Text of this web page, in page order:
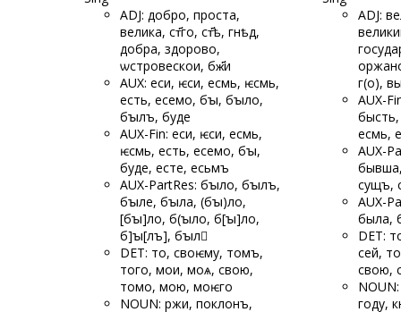
ADJ: добро, проста,
велика, ст҃го, ст҃ѣ, гнѣд,
добра, здорово,
ѡстровескои, бж҃и
AUX: еси, ѥси, есмь, ѥсмь,
есть, есемо, бꙑ, бꙑло,
бꙑлъ, буде
AUX-Fin: еси, ѥси, есмь,
ѥсмь, есть, есемо, бꙑ,
буде, есте, есьмъ
AUX-PartRes: бꙑло, бꙑлъ,
бꙑле, бꙑла, (бꙑ)ло,
[бꙑ]ло, б(ꙑло, б[ꙑ]ло,
б]ꙑ[лъ], бꙑл
DET: то, своѥму, томъ,
того, мои, моѧ, свою,
томо, мою, моѥго
NOUN: ржи, поклонъ,
ADJ:
г(о),
AUX-
есмь,
AUX-
сущъ,
AUX-
была,
DET:
сей,
свою,
году,